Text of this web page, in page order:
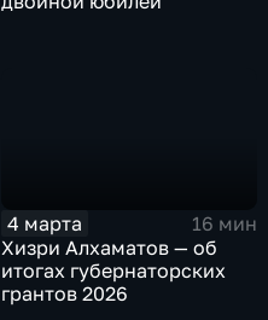
4 марта
16 мин
Хизри Алхаматов — об
итогах губернаторских
грантов 2026